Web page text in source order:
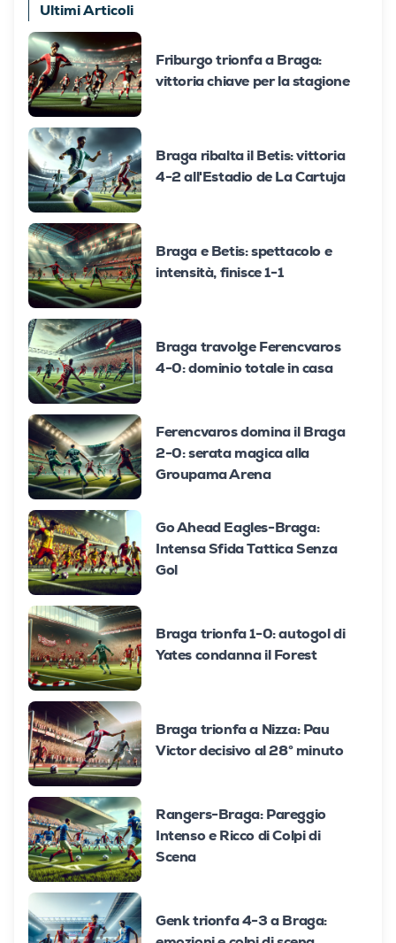
Ultimi Articoli
Friburgo trionfa a Braga:
vittoria chiave per la stagione
Braga ribalta il Betis: vittoria
4-2 all'Estadio de La Cartuja
Braga e Betis: spettacolo e
intensità, finisce 1-1
Braga travolge Ferencvaros
4-0: dominio totale in casa
Ferencvaros domina il Braga
2-0: serata magica alla
Groupama Arena
Go Ahead Eagles-Braga:
Intensa Sfida Tattica Senza
Gol
Braga trionfa 1-0: autogol di
Yates condanna il Forest
Braga trionfa a Nizza: Pau
Victor decisivo al 28° minuto
Rangers-Braga: Pareggio
Intenso e Ricco di Colpi di
Scena
Genk trionfa 4-3 a Braga: